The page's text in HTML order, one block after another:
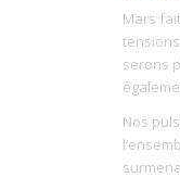
Mars
serons
Nos